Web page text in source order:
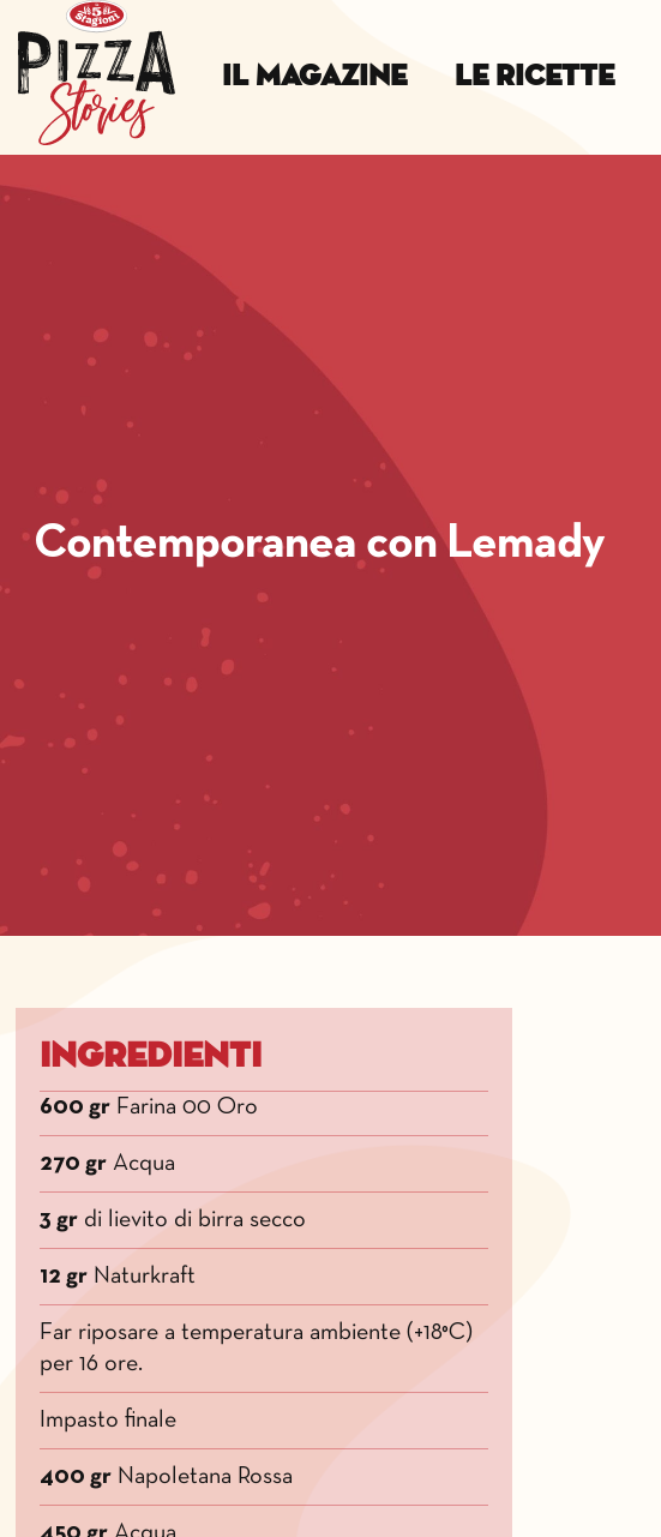
Il Magazine Le Ricette
Contemporanea con Lemady
Ingredienti
600 gr Farina 00 Oro
270 gr Acqua
3 gr di lievito di birra secco
12 gr Naturkraft
Far riposare a temperatura ambiente (+18°C)
per 16 ore.
Impasto finale
400 gr Napoletana Rossa